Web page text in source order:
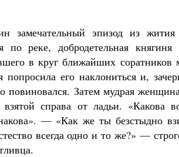
замечательный эпизод из
реке, добродетельная княгиня
в круг ближайших соратников
его наклониться и,
повиновался. Затем мудрая
справа от ладьи. «Какова
— «Как же ты безстыдно
всегда одно и то же?» —